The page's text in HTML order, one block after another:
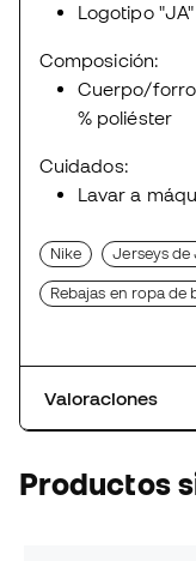
Logotipo
Composición:
Cuerpo/forro
% poliéster
Cuidados:
Lavar a
Nike Jerseys de
Rebajas en ropa de
Valoraciones
Productos